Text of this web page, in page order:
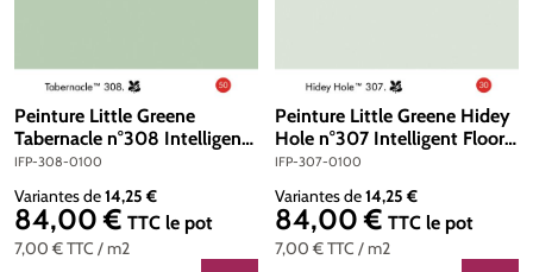
Peinture Little Greene
Tabernacle n°308 Intelligent
Floor Paint 1 litre
IFP-308-0100
7,00 €TTC / m2
Variantes de14,25 €
Prix régulier :
84,00 € TTC le pot
Peinture Little Greene Hidey
Hole n°307 Intelligent Floor
Paint 1 litre
IFP-307-0100
7,00 €TTC / m2
Variantes de14,25 €
Prix régulier :
84,00 € TTC le pot